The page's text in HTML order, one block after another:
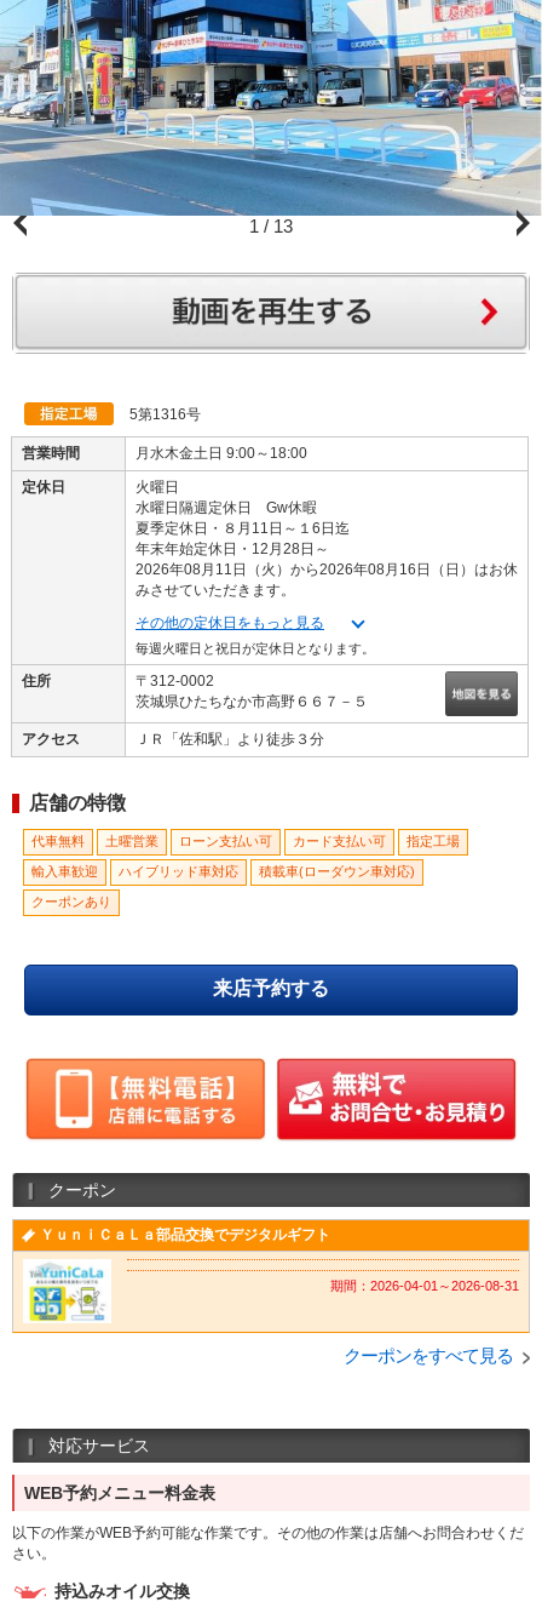
店舗外観です。紺の建物が本社店舗で右側が整備工場になります。
1 / 13
5第1316号
営業時間
月水木金土日 9:00～18:00
定休日
火曜日
水曜日隔週定休日 Gw休暇
夏季定休日・８月11日～１6日迄
年末年始定休日・12月28日～
2026年08月11日（火）から2026年08月16日（日）はお休
みさせていただきます。
その他の定休日をもっと見る
毎週火曜日と祝日が定休日となります。
住所
〒312-0002
茨城県ひたちなか市高野６６７－５
アクセス ＪＲ「佐和駅」より徒歩３分
店舗の特徴
代車無料 土曜営業 ローン支払い可 カード支払い可 指定工場
輸入車歓迎 ハイブリッド車対応 積載車(ローダウン車対応)
クーポンあり
来店予約する
クーポン
ＹｕｎｉＣａＬａ部品交換でデジタルギフト
期間：2026-04-01～2026-08-31
クーポンをすべて見る
対応サービス
WEB予約メニュー料金表
以下の作業がWEB予約可能な作業です。その他の作業は店舗へお問合わせくだ
さい。
持込みオイル交換